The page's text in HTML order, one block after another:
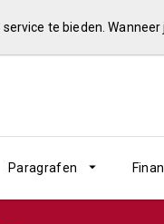
te bieden.
Paragrafen